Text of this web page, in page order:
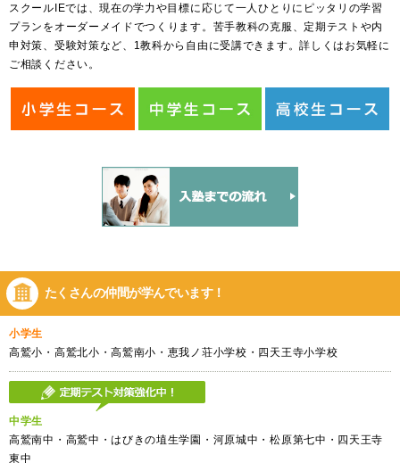
スクールIEでは、現在の学力や目標に応じて一人ひとりにピッタリの学習
プランをオーダーメイドでつくります。苦手教科の克服、定期テストや内
申対策、受験対策など、1教科から自由に受講できます。詳しくはお気軽に
ご相談ください。
たくさんの仲間が学んでいます！
小学生
高鷲小・高鷲北小・高鷲南小・恵我ノ荘小学校・四天王寺小学校
中学生
高鷲南中・高鷲中・はびきの埴生学園・河原城中・松原第七中・四天王寺
東中